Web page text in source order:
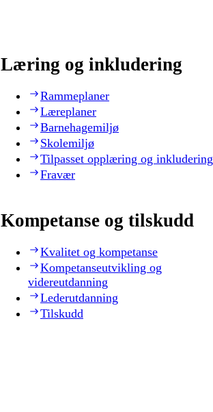
Læring og inkludering
Rammeplaner
Læreplaner
Barnehagemiljø
Skolemiljø
Tilpasset opplæring og inkludering
Fravær
Kompetanse og tilskudd
Kvalitet og kompetanse
Kompetanseutvikling og
videreutdanning
Lederutdanning
Tilskudd